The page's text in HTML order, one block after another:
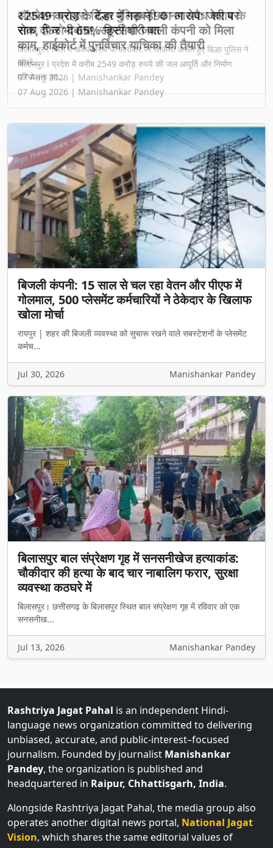
₹2549 करोड़ के टेंडर में गड़बड़ी का आरोप: जेवी पर
रोक, फिर भी 65% हिस्सेदारी वाली कंपनी को मिला
काम, हाईकोर्ट में पुनर्विचार याचिका की तैयारी
बिलासपुर l प्रदेश में करीब 2549 करोड़ रुपये की जल आपूर्ति और निर्माण
परियोजना का...
07 Aug 2026 | Manishankar Pandey
बिजली कंपनी: 15 साल से चल रहा वेतन और पीएफ में
गोलमाल, 500 प्लेसमेंट कर्मचारियों ने ठेकेदार के खिलाफ
खोला मोर्चा
रायपुर | शहर की बिजली व्यवस्था को सुचारू रखने वाले सबस्टेशनों के प्लेसमेंट
कर्मच...
Jul 30, 2026 Manishankar Pandey
बिलासपुर बाल संप्रेक्षण गृह में सनसनीखेज हत्याकांड:
चौकीदार की हत्या के बाद चार नाबालिग फरार, सुरक्षा
व्यवस्था कठघरे में
बिलासपुर। छत्तीसगढ़ के बिलासपुर स्थित बाल संप्रेक्षण गृह में रविवार को एक
सनसनीख...
Jul 13, 2026 Manishankar Pandey
Rashtriya Jagat Pahal is an independent Hindi-
language news organization committed to delivering
unbiased, accurate, and public-interest–focused
journalism. Founded by journalist Manishankar
Pandey, the organization is published and
headquartered in Raipur, Chhattisgarh, India.
Alongside Rashtriya Jagat Pahal, the media group also
operates another digital news portal, National Jagat
Vision, which shares the same editorial values of